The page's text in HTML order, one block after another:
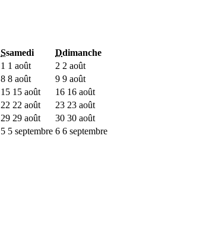
Ssamedi Ddimanche
1 1 août 2 2 août
8 8 août 9 9 août
15 15 août 16 16 août
22 22 août 23 23 août
29 29 août 30 30 août
5 5 septembre 6 6 septembre